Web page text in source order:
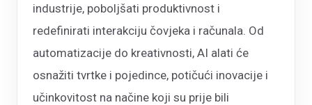
industrije, poboljšati produktivnost i
redefinirati interakciju čovjeka i računala. Od
automatizacije do kreativnosti, AI alati će
osnažiti tvrtke i pojedince, potičući inovacije i
učinkovitost na načine koji su prije bili